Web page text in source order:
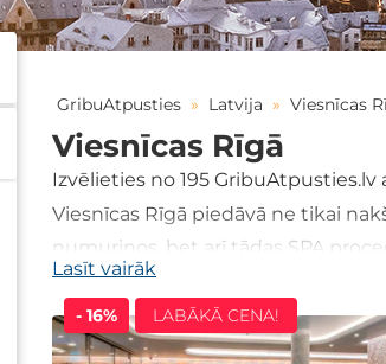
GribuAtpusties » Latvija » Viesnīcas
Viesnīcas Rīgā
Izvēlieties no 195 GribuAtpusties.lv
Viesnīcas Rīgā piedāvā ne tikai
numuriņos, bet arī tādas SPA
u.c. Apskati piedāvājumu!
Lasīt vairāk
- 16% LABĀKĀ CENA!